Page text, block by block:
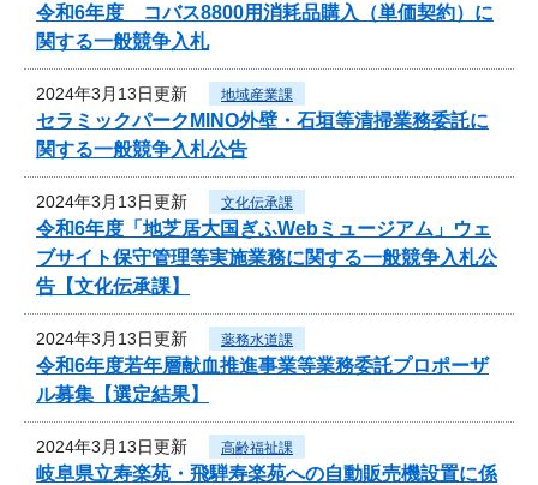
令和6年度 コバス8800用消耗品購入（単価契約）に
関する一般競争入札
2024年3月13日更新 地域産業課
セラミックパークMINO外壁・石垣等清掃業務委託に
関する一般競争入札公告
2024年3月13日更新 文化伝承課
令和6年度「地芝居大国ぎふWebミュージアム」ウェ
ブサイト保守管理等実施業務に関する一般競争入札公
告【文化伝承課】
2024年3月13日更新 薬務水道課
令和6年度若年層献血推進事業等業務委託プロポーザ
ル募集【選定結果】
2024年3月13日更新 高齢福祉課
岐阜県立寿楽苑・飛騨寿楽苑への自動販売機設置に係